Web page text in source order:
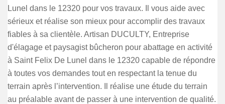
Lunel dans le 12320 pour vos travaux. Il vous aide avec
sérieux et réalise son mieux pour accomplir des travaux
fiables à sa clientèle. Artisan DUCULTY, Entreprise
d'élagage et paysagist bûcheron pour abattage en activité
à Saint Felix De Lunel dans le 12320 capable de répondre
à toutes vos demandes tout en respectant la tenue du
terrain après l’intervention. Il réalise une étude du terrain
au préalable avant de passer à une intervention de qualité.